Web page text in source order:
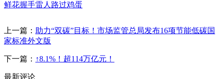
鲜花握手雷人 路过鸡蛋
上一篇： 助力“双碳”目标！市场监管总局发布16项节能低碳国
家标准外文版
下一篇： ↑8.1%！超114万亿元！
最新评论